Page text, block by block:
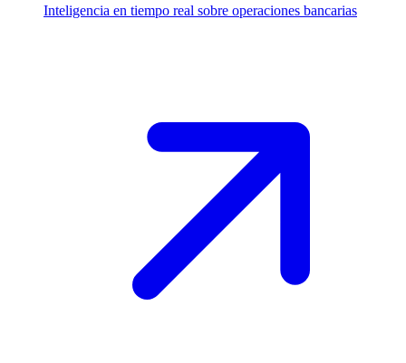
Inteligencia en tiempo real sobre operaciones bancarias